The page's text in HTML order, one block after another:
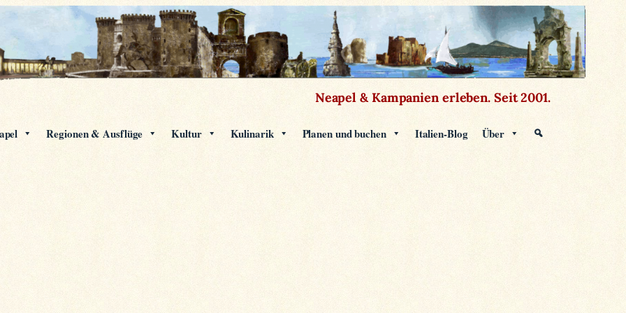
Neapel & Kampanien erleben. Seit 2001.
Regionen & Ausflüge Kultur Kulinarik Planen und buchen Italien-Blog Über